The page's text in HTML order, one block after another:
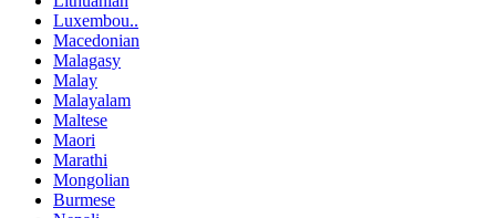
Luxembou..
Macedonian
Malagasy
Malay
Malayalam
Maltese
Maori
Marathi
Mongolian
Burmese